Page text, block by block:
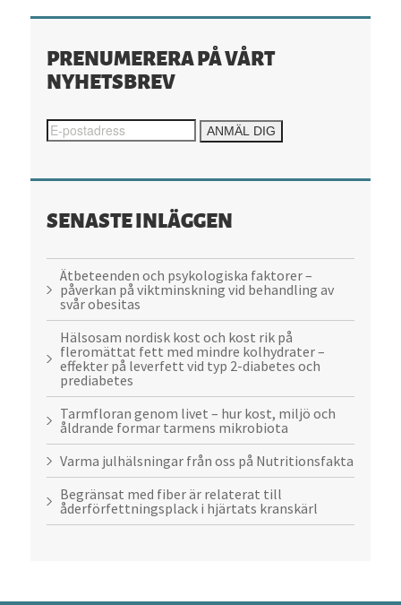
PRENUMERERA PÅ VÅRT
NYHETSBREV
SENASTE INLÄGGEN
Ätbeteenden och psykologiska faktorer –
påverkan på viktminskning vid behandling av
svår obesitas
Hälsosam nordisk kost och kost rik på
fleromättat fett med mindre kolhydrater –
effekter på leverfett vid typ 2-diabetes och
prediabetes
Tarmfloran genom livet – hur kost, miljö och
åldrande formar tarmens mikrobiota
Varma julhälsningar från oss på Nutritionsfakta
Begränsat med fiber är relaterat till
åderförfettningsplack i hjärtats kranskärl